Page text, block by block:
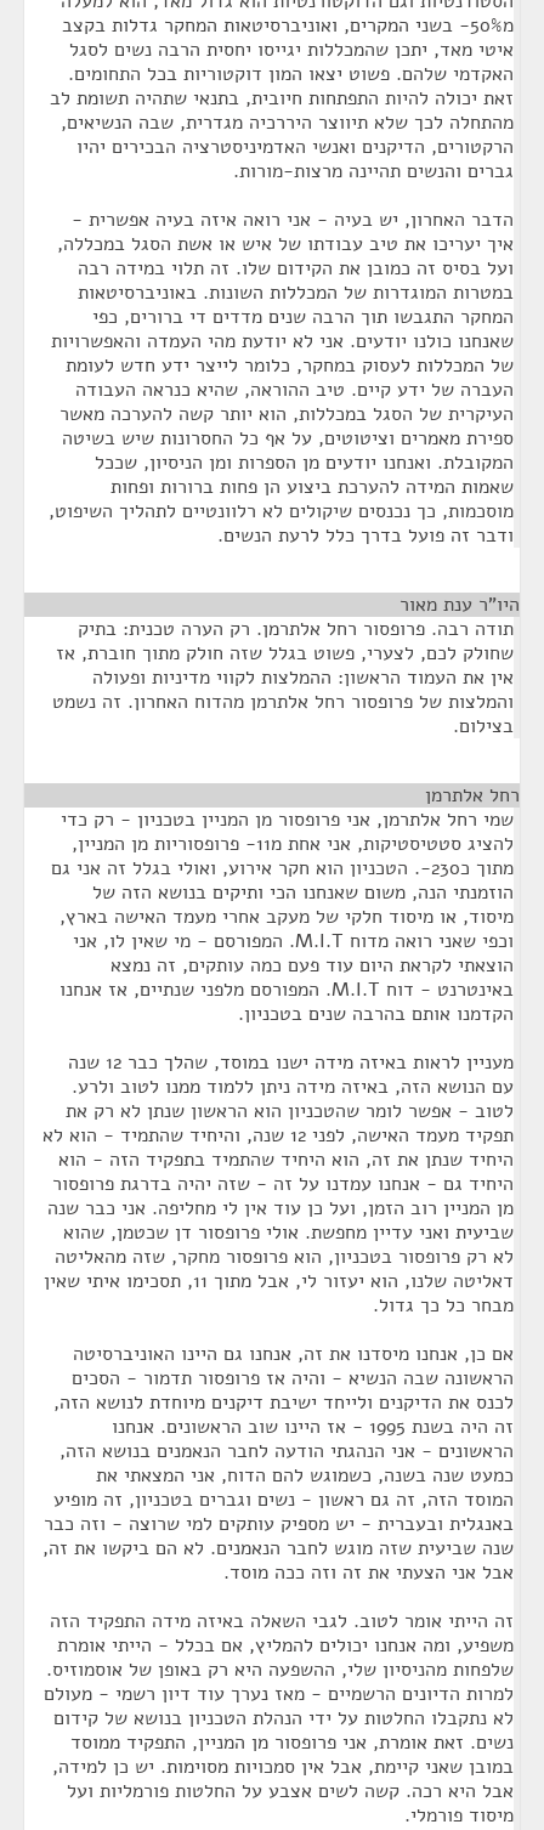
מ50%- בשני המקרים, ואוניברסיטאות המחקר גדלות בקצב
איטי מאד, יתכן שהמכללות יגייסו יחסית הרבה נשים לסגל
האקדמי שלהם. פשוט יצאו המון דוקטוריות בכל התחומים.
זאת יכולה להיות התפתחות חיובית, בתנאי שתהיה תשומת לב
מהתחלה לכך שלא תיווצר היררכיה מגדרית, שבה הנשיאים,
הרקטורים, הדיקנים ואנשי האדמיניסטרציה הבכירים יהיו
גברים והנשים תהיינה מרצות-מורות.
הדבר האחרון, יש בעיה - אני רואה איזה בעיה אפשרית -
איך יעריכו את טיב עבודתו של איש או אשת הסגל במכללה,
ועל בסיס זה כמובן את הקידום שלו. זה תלוי במידה רבה
במטרות המוגדרות של המכללות השונות. באוניברסיטאות
המחקר התגבשו תוך הרבה שנים מדדים די ברורים, כפי
שאנחנו כולנו יודעים. אני לא יודעת מהי העמדה והאפשרויות
של המכללות לעסוק במחקר, כלומר לייצר ידע חדש לעומת
העברה של ידע קיים. טיב ההוראה, שהיא כנראה העבודה
העיקרית של הסגל במכללות, הוא יותר קשה להערכה מאשר
ספירת מאמרים וציטוטים, על אף כל החסרונות שיש בשיטה
המקובלת. ואנחנו יודעים מן הספרות ומן הניסיון, שככל
שאמות המידה להערכת ביצוע הן פחות ברורות ופחות
מוסכמות, כך נכנסים שיקולים לא רלוונטיים לתהליך השיפוט,
ודבר זה פועל בדרך כלל לרעת הנשים.
היו"ר ענת מאור
תודה רבה. פרופסור רחל אלתרמן. רק הערה טכנית: בתיק
שחולק לכם, לצערי, פשוט בגלל שזה חולק מתוך חוברת, אז
אין את העמוד הראשון: ההמלצות לקווי מדיניות ופעולה
והמלצות של פרופסור רחל אלתרמן מהדוח האחרון. זה נשמט
בצילום.
רחל אלתרמן
שמי רחל אלתרמן, אני פרופסור מן המניין בטכניון - רק כדי
להציג סטטיסטיקות, אני אחת מ11- פרופסוריות מן המניין,
מתוך כ230-. הטכניון הוא חקר אירוע, ואולי בגלל זה אני גם
הוזמנתי הנה, משום שאנחנו הכי ותיקים בנושא הזה של
מיסוד, או מיסוד חלקי של מעקב אחרי מעמד האישה בארץ,
וכפי שאני רואה מדוח M.I.T. המפורסם - מי שאין לו, אני
הוצאתי לקראת היום עוד פעם כמה עותקים, זה נמצא
באינטרנט - דוח M.I.T. המפורסם מלפני שנתיים, אז אנחנו
הקדמנו אותם בהרבה שנים בטכניון.
מעניין לראות באיזה מידה ישנו במוסד, שהלך כבר 12 שנה
עם הנושא הזה, באיזה מידה ניתן ללמוד ממנו לטוב ולרע.
לטוב - אפשר לומר שהטכניון הוא הראשון שנתן לא רק את
תפקיד מעמד האישה, לפני 12 שנה, והיחיד שהתמיד - הוא לא
היחיד שנתן את זה, הוא היחיד שהתמיד בתפקיד הזה - הוא
היחיד גם - אנחנו עמדנו על זה - שזה יהיה בדרגת פרופסור
מן המניין רוב הזמן, ועל כן עוד אין לי מחליפה. אני כבר שנה
שביעית ואני עדיין מחפשת. אולי פרופסור דן שכטמן, שהוא
לא רק פרופסור בטכניון, הוא פרופסור מחקר, שזה מהאליטה
דאליטה שלנו, הוא יעזור לי, אבל מתוך 11, תסכימו איתי שאין
מבחר כל כך גדול.
אם כן, אנחנו מיסדנו את זה, אנחנו גם היינו האוניברסיטה
הראשונה שבה הנשיא - והיה אז פרופסור תדמור - הסכים
לכנס את הדיקנים ולייחד ישיבת דיקנים מיוחדת לנושא הזה,
זה היה בשנת 1995 - אז היינו שוב הראשונים. אנחנו
הראשונים - אני הנהגתי הודעה לחבר הנאמנים בנושא הזה,
כמעט שנה בשנה, כשמוגש להם הדוח, אני המצאתי את
המוסד הזה, זה גם ראשון - נשים וגברים בטכניון, זה מופיע
באנגלית ובעברית - יש מספיק עותקים למי שרוצה - וזה כבר
שנה שביעית שזה מוגש לחבר הנאמנים. לא הם ביקשו את זה,
אבל אני הצעתי את זה וזה ככה מוסד.
זה הייתי אומר לטוב. לגבי השאלה באיזה מידה התפקיד הזה
משפיע, ומה אנחנו יכולים להמליץ, אם בכלל - הייתי אומרת
שלפחות מהניסיון שלי, ההשפעה היא רק באופן של אוסמוזיס.
למרות הדיונים הרשמיים - מאז נערך עוד דיון רשמי - מעולם
לא נתקבלו החלטות על ידי הנהלת הטכניון בנושא של קידום
נשים. זאת אומרת, אני פרופסור מן המניין, התפקיד ממוסד
במובן שאני קיימת, אבל אין סמכויות מסוימות. יש כן למידה,
אבל היא רכה. קשה לשים אצבע על החלטות פורמליות ועל
מיסוד פורמלי.